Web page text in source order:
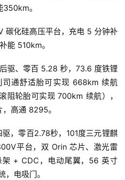
。
碳化硅高压平台，充电 5 分钟补
能 510km。
驱、零百 5.28 秒，73.6 度铁锂
司通舒适胎可实现 668km 续航
阻轮胎可实现 700km 续航），
高通 8295。
，零百2.78秒，101度三元锂麒
平台，双 Orin 芯片、激光雷
+ CDC，电动尾翼，56 英寸
电吸门。